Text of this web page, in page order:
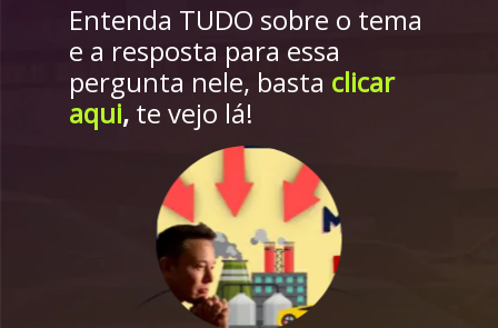
Entenda TUDO sobre o tema
e a resposta para essa
pergunta nele, basta clicar
aqui, te vejo lá!